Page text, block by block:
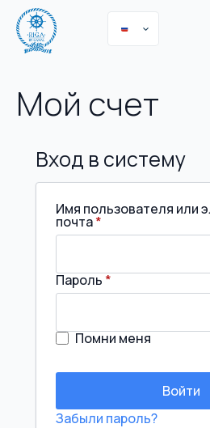
Мой счет
Вход в систему
Имя пользователя или
почта*
Пароль *Обязательно
Помни меня
Войти
Забыли пароль?